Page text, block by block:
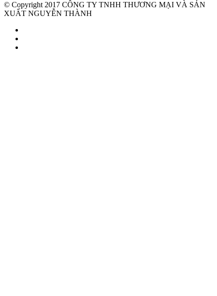
© Copyright 2017 CÔNG TY TNHH THƯƠNG MẠI VÀ SẢN
XUẤT NGUYỄN THÀNH